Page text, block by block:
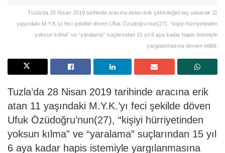
Tuzla’da 28 Nisan 2019 tarihinde aracına atılan erik çekirdeğini taş sanarak 11
yaşındaki M.Y.K.’yı feci şekilde döven Ufuk Özüdoğru’nun(27), “kişiyi hürriyetinden
yoksun kılma” ve “yaralama” suçlarından 15 yıl 6 aya kadar hapis istemiyle
yargılanmasına devam edildi.
Tuzla’da 28 Nisan 2019 tarihinde aracına erik
atan 11 yaşındaki M.Y.K.’yı feci şekilde döven
Ufuk Özüdoğru’nun(27), “kişiyi hürriyetinden
yoksun kılma” ve “yaralama” suçlarından 15 yıl
6 aya kadar hapis istemiyle yargılanmasına